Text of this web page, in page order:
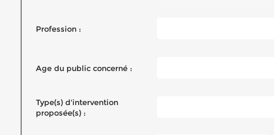
Profession :
Age du public concerné :
Type(s) d'intervention
proposée(s) :